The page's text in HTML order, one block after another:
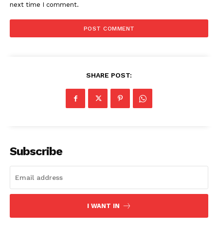
next time I comment.
SHARE POST:
Subscribe
I WANT IN